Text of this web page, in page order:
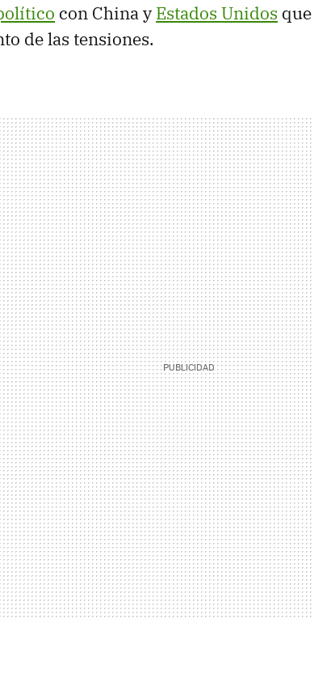
con China yEstados Unidos
de las tensiones.